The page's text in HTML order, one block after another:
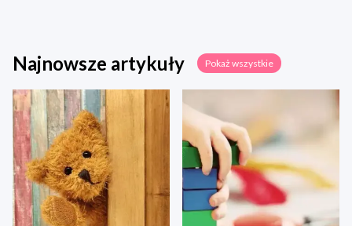
Najnowsze artykuły Pokaż wszystkie